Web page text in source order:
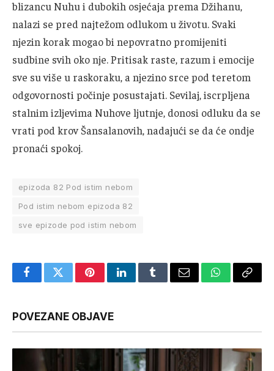
blizancu Nuhu i dubokih osjećaja prema Džihanu,
nalazi se pred najtežom odlukom u životu. Svaki
njezin korak mogao bi nepovratno promijeniti
sudbine svih oko nje. Pritisak raste, razum i emocije
sve su više u raskoraku, a njezino srce pod teretom
odgovornosti počinje posustajati. Sevilaj, iscrpljena
stalnim izljevima Nuhove ljutnje, donosi odluku da se
vrati pod krov Šansalanovih, nadajući se da će ondje
pronaći spokoj.
epizoda 82 Pod istim nebom
Pod istim nebom epizoda 82
sve epizode pod istim nebom
FacebookTwitterPinterestLinkedInTumblrEmail WhatsApp
Copy
POVEZANE OBJAVE